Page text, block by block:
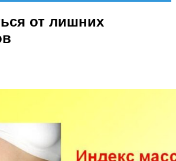
от лишних